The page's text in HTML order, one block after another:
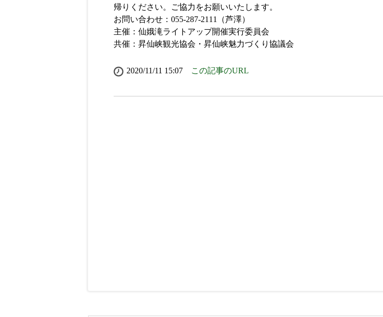
帰りください。ご協力をお願いいたします。
お問い合わせ：055-287-2111（芦澤）
主催：仙娥滝ライトアップ開催実行委員会
共催：昇仙峡観光協会・昇仙峡魅力づくり協議会
2020/11/11 15:07 この記事のURL